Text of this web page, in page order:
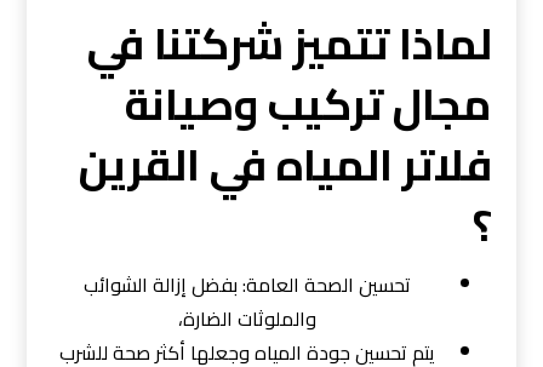
لماذا تتميز شركتنا في
مجال تركيب وصيانة
فلاتر المياه في القرين
؟
تحسين الصحة العامة: بفضل إزالة الشوائب
والملوثات الضارة،
يتم تحسين جودة المياه وجعلها أكثر صحة للشرب